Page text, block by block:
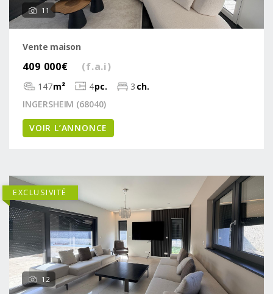
11
Vente maison
409 000€ (f.a.i)
147m² 4pc. 3 ch.
INGERSHEIM (68040)
VOIR L’ANNONCE
EXCLUSIVITÉ
12